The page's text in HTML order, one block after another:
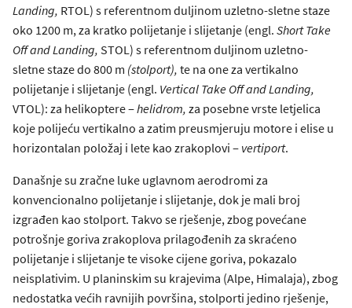
Landing, RTOL) s referentnom duljinom uzletno-sletne staze
oko 1200 m, za kratko polijetanje i slijetanje (engl. Short Take
Off and Landing, STOL) s referentnom duljinom uzletno-
sletne staze do 800 m (stolport), te na one za vertikalno
polijetanje i slijetanje (engl. Vertical Take Off and Landing,
VTOL): za helikoptere ‒helidrom, za posebne vrste letjelica
koje polijeću vertikalno a zatim preusmjeruju motore i elise u
horizontalan položaj i lete kao zrakoplovi ‒ vertiport.
Današnje su zračne luke uglavnom aerodromi za
konvencionalno polijetanje i slijetanje, dok je mali broj
izgrađen kao stolport. Takvo se rješenje, zbog povećane
potrošnje goriva zrakoplova prilagođenih za skraćeno
polijetanje i slijetanje te visoke cijene goriva, pokazalo
neisplativim. U planinskim su krajevima (Alpe, Himalaja), zbog
nedostatka većih ravnijih površina, stolporti jedino rješenje,